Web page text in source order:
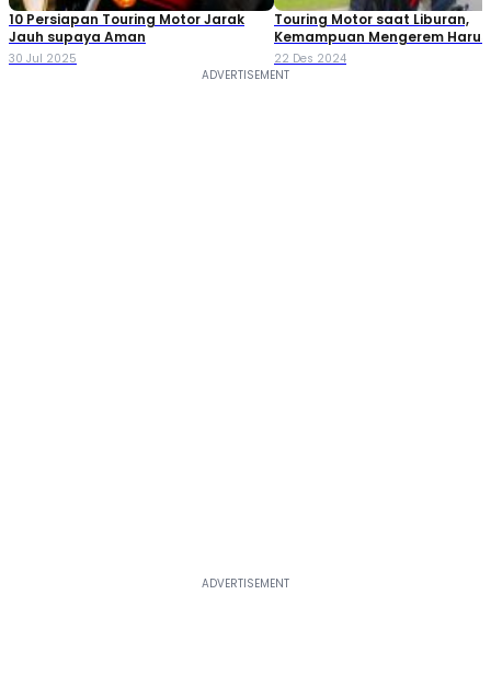
10 Persiapan Touring Motor Jarak
Jauh supaya Aman
30 Jul 2025
Touring Motor saat Liburan,
Kemampuan Mengerem Harus
Terampil
22 Des 2024